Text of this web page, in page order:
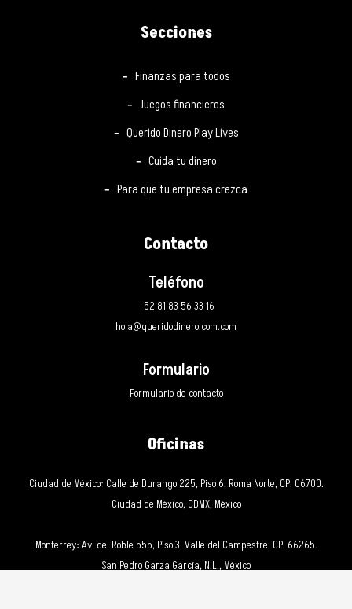
Secciones
Finanzas para todos
Juegos financieros
Querido Dinero Play Lives
Cuida tu dinero
Para que tu empresa crezca
Contacto
Teléfono
+52 81 83 56 33 16
hola@queridodinero.com.com
Formulario
Formulario de contacto
Oficinas
Ciudad de México: Calle de Durango 225, Piso 6, Roma Norte, CP. 06700.
Ciudad de México, CDMX, México
Monterrey: Av. del Roble 555, Piso 3, Valle del Campestre, CP. 66265.
San Pedro Garza García, N.L., México